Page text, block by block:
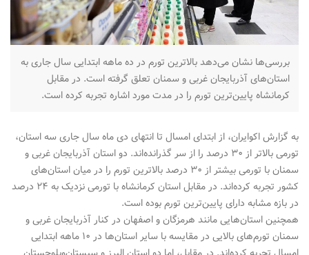
بررسی‌ها نشان می‌دهد بالاترین تورم در ده ماهه ابتدایی سال جاری به
استان‌های آذربایجان غربی و سمنان تعلق گرفته است. در مقابل
کرمانشاه پایین‌ترین تورم را در مدت مورد اشاره تجربه کرده است.
به گزارش اکوایران، از ابتدای امسال تا انتهای دی ماه سال جاری سه استان،
تورمی بالاتر از ۳۰ درصد را از سر گذرانده‌اند. دو استان آذربایجان غربی و
سمنان با تورمی بیشتر از ۳۰ درصد بالاترین تورم را در میان استان‌های
کشور تجربه کرده‌اند. در مقابل استان کرمانشاه با تورمی نزدیک به ۲۴ درصد
در بازه مشابه دارای پایین‌ترین تورم بوده است.
همچنین استان‌هایی مانند هرمزگان و اصفهان در کنار آذربایجان غربی و
سمنان تورم‌های بالایی در مقایسه با سایر استان‌ها در ۱۰ ماهه ابتدایی